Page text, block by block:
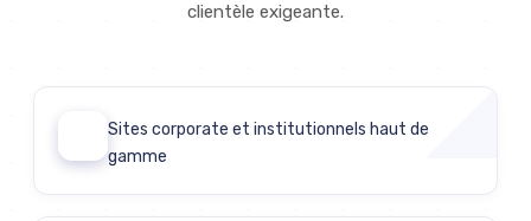
clientèle exigeante.
Sites corporate et institutionnels haut de
gamme